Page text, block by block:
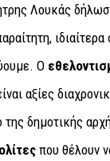
Λουκάς
Ο
αξίες
της δημοτικής
που θέλουν